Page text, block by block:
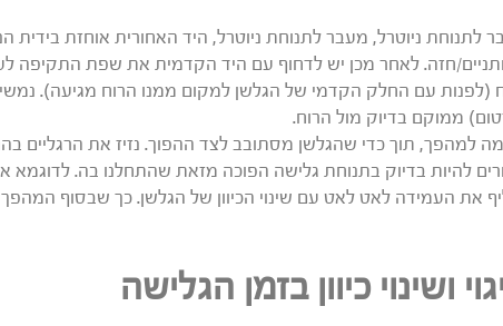
לתנוחת ניוטרל, מעבר לתנוחת ניוטרל, היד האחורית אוחזת בידית
חזה. לאחר מכן יש לדחוף עם היד הקדמית את שפת התקיפה
(לפנות עם החלק הקדמי של הגלשן למקום ממנו הרוח מגיעה).
ממוקם בדיוק מול הרוח.
למהפך, תוך כדי שהגלשן מסתובב לצד ההפוך. נזיז את הרגליים
להיות בדיוק בתנוחת גלישה הפוכה מזאת שהתחלנו בה. לדוגמא
את העמידה לאט לאט עם שינוי הכיוון של הגלשן. כך שבסוף
ושינוי כיוון בזמן הגלישה